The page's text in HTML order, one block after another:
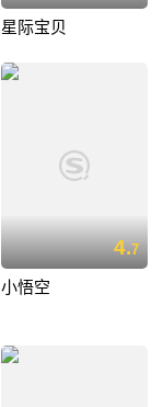
星际宝贝
4.7
小悟空